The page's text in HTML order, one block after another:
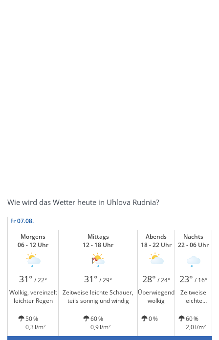
Wie wird das Wetter heute in Uhlova Rudnia?
Fr07.08.
Morgens
06 - 12 Uhr
Mittags
12 - 18 Uhr
Abends
18 - 22 Uhr
Nachts
22 - 06 Uhr
31° / 22° 31° / 29° 28° / 24° 23° / 16°
Wolkig, vereinzelt
leichter Regen
Zeitweise leichte Schauer,
teils sonnig und windig
Überwiegend
wolkig
Zeitweise
leichte
50 %
0,3 l/m²
60 %
0,9 l/m²
0 %
60 %
2,0 l/m²